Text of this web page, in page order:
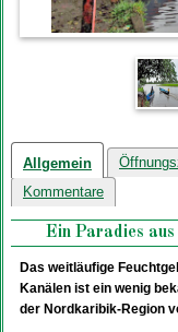
Allgemein
Kommentare
Ein Paradies
Das weitläufige
Kanälen ist ein wenig
der Nordkaribik-Region